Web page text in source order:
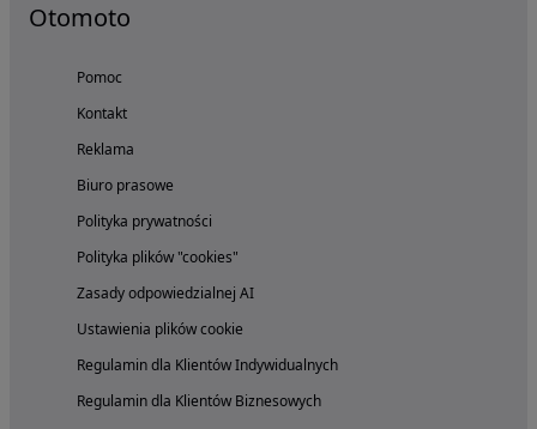
Otomoto
Pomoc
Kontakt
Reklama
Biuro prasowe
Polityka prywatności
Polityka plików "cookies"
Zasady odpowiedzialnej AI
Ustawienia plików cookie
Regulamin dla Klientów Indywidualnych
Regulamin dla Klientów Biznesowych